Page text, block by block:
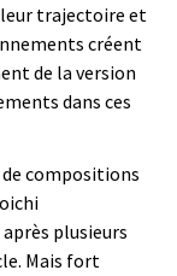
trajectoire et
créent
de la version
dans ces
compositions
plusieurs
Mais fort